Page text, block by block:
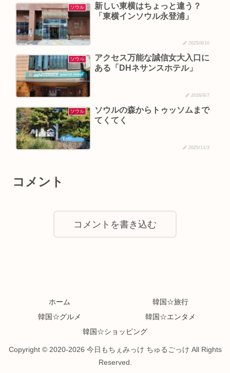
ソウル
新しい東横はちょっと違う？
「東横インソウル永登浦」
2025/8/10
ソウル
アクセス万能な誠信女大入口に
ある「DHネサンスホテル」
2026/6/7
ソウル
ソウルの森からトゥッソムまで
てくてく
2025/11/3
コメント
コメントを書き込む
ホーム
韓国☆旅行
韓国☆グルメ
韓国☆エンタメ
韓国☆ショッピング
Copyright © 2020-2026 今日もちぇみっけ ちゅるごっけ All Rights
Reserved.